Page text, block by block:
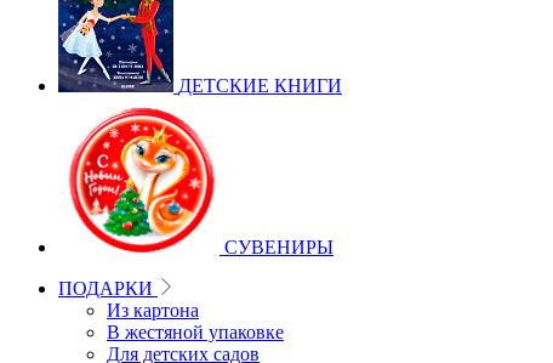
ДЕТСКИЕ КНИГИ
СУВЕНИРЫ
ПОДАРКИ
Из картона
В жестяной упаковке
Для детских садов